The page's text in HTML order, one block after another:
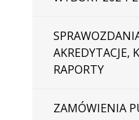
AKREDYTACJE,
RAPORTY
ZAMÓWIENIA